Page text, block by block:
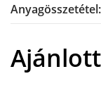
Anyagösszetétel: